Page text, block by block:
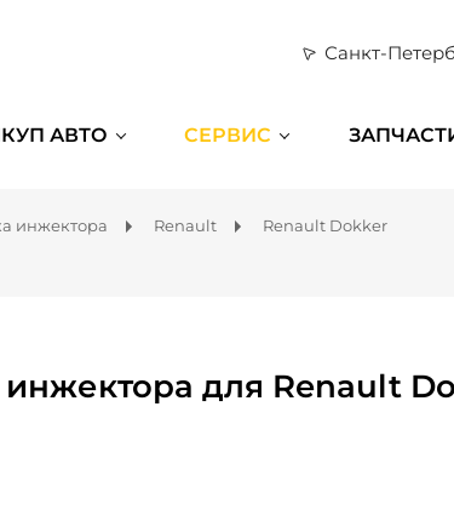
Санкт-
АВТО СЕРВИС
инжектора Renault Renault Dokker
для Renault